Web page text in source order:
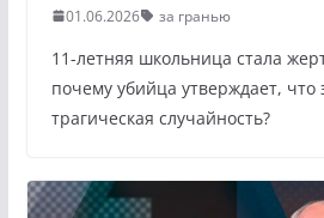
01.06.2026 за гранью
11-летняя школьница стала
почему убийца утверждает, что
трагическая случайность?